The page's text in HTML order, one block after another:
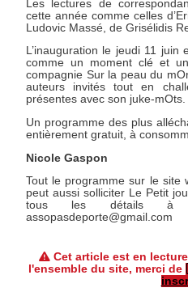
Les lectures de
cette année comme celles
Ludovic Massé, de Grisélidis
L’inauguration le jeudi 11 juin
comme un moment clé et
compagnie Sur la peau du
auteurs invités tout en
présentes avec son juke-mOts.
Un programme des plus
entièrement gratuit, à
Nicole Gaspon
Tout le programme sur le site
peut aussi solliciter Le Petit
tous les détails à
assopasdeporte@gmail.com
Cet article est en
l'ensemble du site, merci de